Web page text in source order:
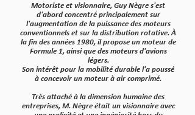
Motoriste et visionnaire, Guy Nègre s'est
d'abord concentré principalement sur
l'augmentation de la puissance des moteurs
conventionnels et sur la distribution rotative.À
la fin des années 1980, il propose un moteur de
Formule 1, ainsi que des moteurs d'avions
légers.
Son intérêt pour la mobilité durable l'a poussé
à concevoir un moteur à air comprimé.
Très attaché à la dimension humaine des
entreprises, M. Nègre était un visionnaire avec